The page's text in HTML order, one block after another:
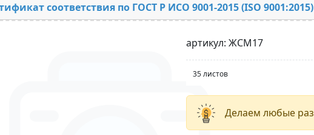
соответствия по ГОСТ Р ИСО 9001-2015 (ISO
артикул: ЖСМ17
35 листов
Делаем любые